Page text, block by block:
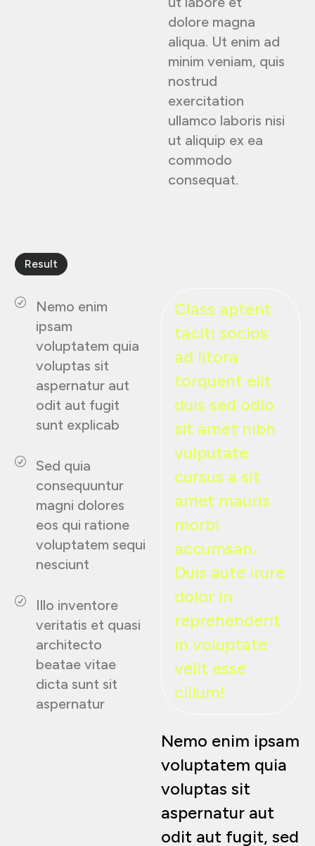
dolore magna
aliqua. Ut enim ad
minim veniam, quis
nostrud
exercitation
ullamco laboris nisi
ut aliquip ex ea
commodo
consequat.
Result
Nemo enim
ipsam
voluptatem quia
voluptas sit
aspernatur aut
odit aut fugit
sunt explicab
Sed quia
consequuntur
magni dolores
eos qui ratione
voluptatem sequi
nesciunt
Illo inventore
veritatis et quasi
architecto
beatae vitae
dicta sunt sit
aspernatur
Class aptent
taciti socios
ad litora
torquent elit
duis sed odio
sit amet nibh
vulputate
cursus a sit
amet mauris
morbi
accumsan.
Duis aute irure
dolor in
reprehenderit
in voluptate
velit esse
cillum!
Nemo enim ipsam
voluptatem quia
voluptas sit
aspernatur aut
odit aut fugit, sed